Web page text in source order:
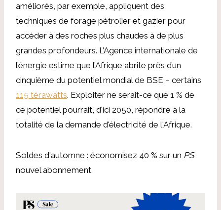
améliorés, par exemple, appliquent des
techniques de forage pétrolier et gazier pour
accéder à des roches plus chaudes à de plus
grandes profondeurs. L’Agence internationale de
l’énergie estime que l’Afrique abrite près d’un
cinquième du potentiel mondial de BSE – certains
115 térawatts. Exploiter ne serait-ce que 1 % de
ce potentiel pourrait, d'ici 2050, répondre à la
totalité de la demande d'électricité de l'Afrique.
Soldes d'automne : économisez 40 % sur un PS
nouvel abonnement